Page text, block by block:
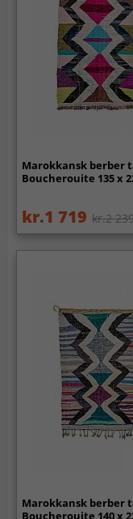
Marokkansk berber
Boucherouite 135 x
kr.1 719 kr.2
Marokkansk berber
Boucherouite 140 x